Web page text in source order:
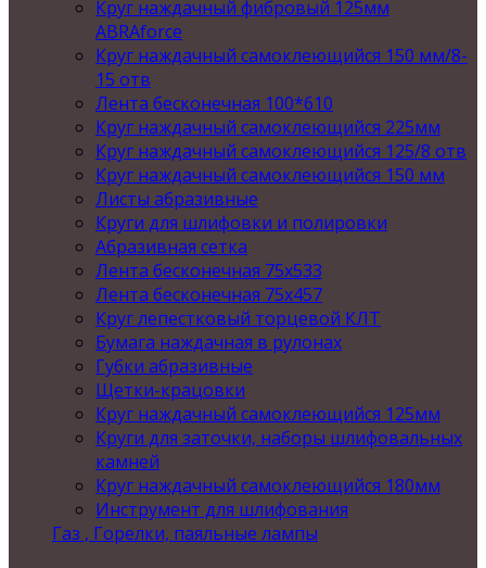
Круг наждачный фибровый 125мм
ABRAforce
Круг наждачный самоклеющийся 150 мм/8-
15 отв
Лента бесконечная 100*610
Круг наждачный самоклеющийся 225мм
Круг наждачный самоклеющийся 125/8 отв
Круг наждачный самоклеющийся 150 мм
Листы абразивные
Круги для шлифовки и полировки
Абразивная сетка
Лента бесконечная 75х533
Лента бесконечная 75х457
Круг лепестковый торцевой КЛТ
Бумага наждачная в рулонах
Губки абразивные
Щетки-крацовки
Круг наждачный самоклеющийся 125мм
Круги для заточки, наборы шлифовальных
камней
Круг наждачный самоклеющийся 180мм
Инструмент для шлифования
Газ , Горелки, паяльные лампы